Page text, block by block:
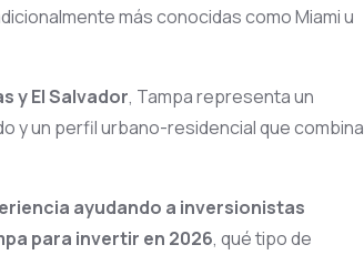
más conocidas como Miami u
y El Salvador, Tampa representa un
y un perfil urbano-residencial que combina
ayudando a inversionistas
para invertir en 2026, qué tipo de